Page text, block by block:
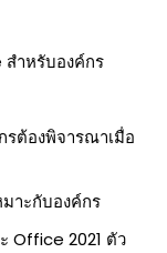
สำหรับองค์กร
ต้องพิจารณาเมื่อ
าะกับองค์กร
Office 2021 ตัว